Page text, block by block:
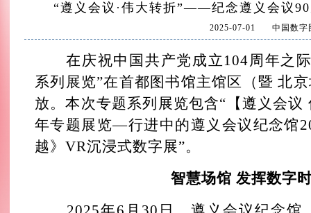
“遵义会议·伟大转折”——纪念遵义会议
2025-07-01 中国数字
在庆祝中国共产党成立104周年之际
系列展览”在首都图书馆主馆区（暨 北
放。本次专题系列展览包含“【遵义会
年专题展览—行进中的遵义会议纪念馆
越》VR沉浸式数字展”。
智慧场馆 发挥数字